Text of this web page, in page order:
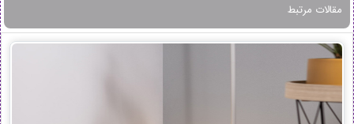
مقالات مرتبط